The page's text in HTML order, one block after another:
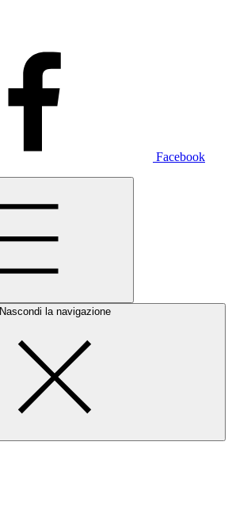
Facebook
Nascondi la navigazione